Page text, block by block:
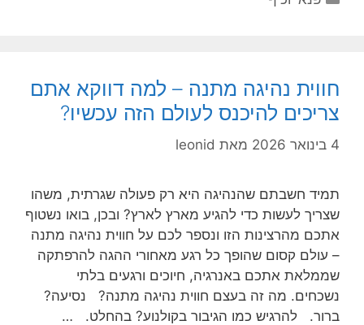
חווית נהיגה מתנה – למה דווקא אתם
צריכים להיכנס לעולם הזה עכשיו?
4 בינואר 2026 מאת leonid
תמיד חשבתם שהנהיגה היא רק פעולה שגרתית, משהו
שצריך לעשות כדי להגיע מארץ לארץ? ובכן, בואו נשטוף
אתכם מהרצינות הזו ונספר לכם על חווית נהיגה מתנה
– עולם קסום שהופך כל רגע מאחורי ההגה להרפתקה
שממלאת אתכם באנרגיה, חיוכים ורגעים בלתי
נשכחים. מה זה בעצם חווית נהיגה מתנה? נסיעה?
ברור. להרגיש כמו הגיבור בקולנוע? בהחלט. …